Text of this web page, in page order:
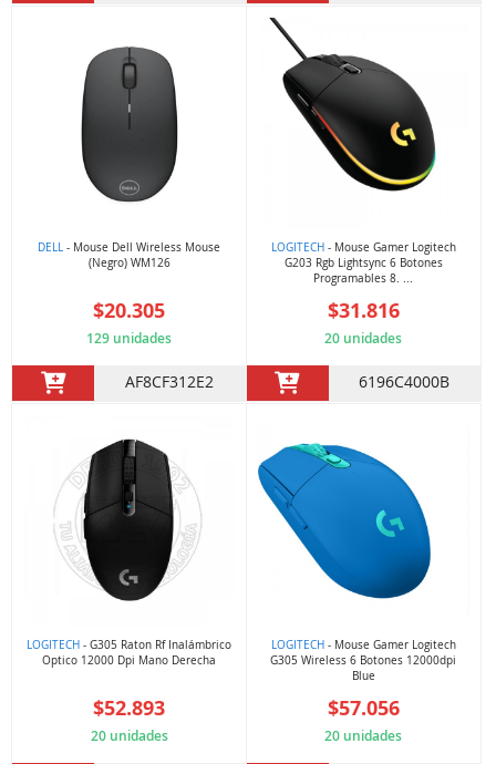
DELL - Mouse Dell Wireless Mouse
(Negro) WM126
$20.305
129 unidades
AF8CF312E2
LOGITECH- Mouse Gamer Logitech
G203 Rgb Lightsync 6 Botones
Programables 8. ...
$31.816
20 unidades
6196C4000B
LOGITECH - G305 Raton Rf Inalámbrico
Optico 12000 Dpi Mano Derecha
$52.893
20 unidades
LOGITECH- Mouse Gamer Logitech
G305 Wireless 6 Botones 12000dpi
Blue
$57.056
20 unidades